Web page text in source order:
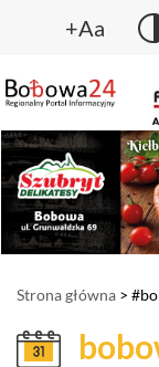
+Aa
Strona główna >